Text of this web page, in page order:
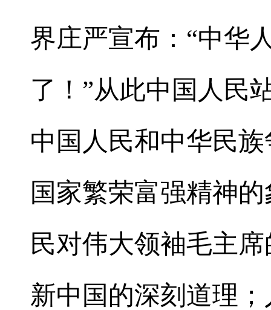
界庄严宣布：“中华
了！”从此中国人民
中国人民和中华民
国家繁荣富强精神
民对伟大领袖毛主
新中国的深刻道理